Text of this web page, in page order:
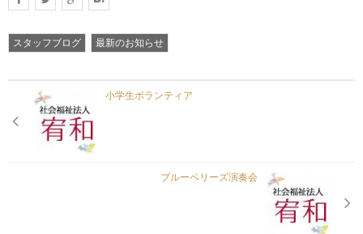
プライバシーポリシー
サイトマップ
スタッフブログ 最新のお知らせ
小学生ボランティア
ブルーベリーズ演奏会